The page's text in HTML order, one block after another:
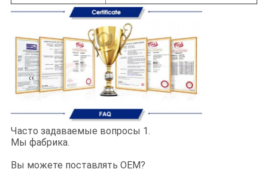
Часто задаваемые вопросы 1.
Мы фабрика.
Вы можете поставлять OEM?